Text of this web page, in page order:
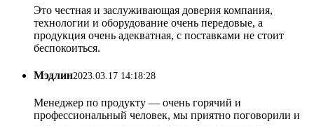
Это честная и заслуживающая доверия компания,
технологии и оборудование очень передовые, а
продукция очень адекватная, с поставками не стоит
беспокоиться.
Мэдлин2023.03.17 14:18:28
Менеджер по продукту — очень горячий и
профессиональный человек, мы приятно поговорили и